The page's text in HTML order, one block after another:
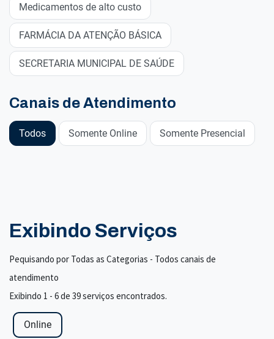
Medicamentos de alto custo
FARMÁCIA DA ATENÇÃO BÁSICA
SECRETARIA MUNICIPAL DE SAÚDE
Canais de Atendimento
Todos Somente Online Somente Presencial
Exibindo Serviços
Pequisando por Todas as Categorias - Todos canais de
atendimento
Exibindo 1 - 6 de 39 serviços encontrados.
Online